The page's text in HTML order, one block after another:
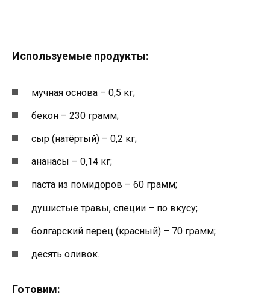
Используемые продукты:
мучная основа – 0,5 кг;
бекон – 230 грамм;
сыр (натёртый) – 0,2 кг;
ананасы – 0,14 кг;
паста из помидоров – 60 грамм;
душистые травы, специи – по вкусу;
болгарский перец (красный) – 70 грамм;
десять оливок.
Готовим: